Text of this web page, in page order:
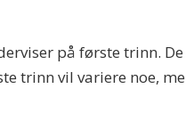
på første trinn.
trinn vil variere noe,